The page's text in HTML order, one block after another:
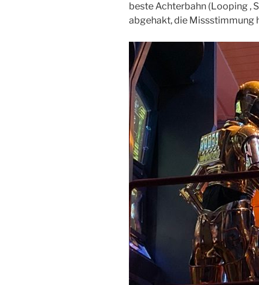
beste Achterbahn (Looping ,
abgehakt, die Missstimmung